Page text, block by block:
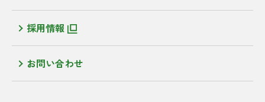
採用情報
お問い合わせ